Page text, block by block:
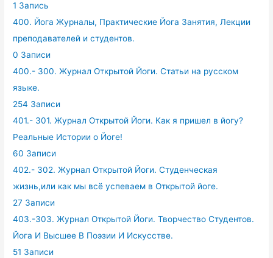
1 Запись
400. Йога Журналы, Практические Йога Занятия, Лекции
преподавателей и студентов.
0 Записи
400.- 300. Журнал Открытой Йоги. Статьи на русском
языке.
254 Записи
401.- 301. Журнал Открытой Йоги. Как я пришел в йогу?
Реальные Истории о Йоге!
60 Записи
402.- 302. Журнал Открытой Йоги. Студенческая
жизнь,или как мы всё успеваем в Открытой йоге.
27 Записи
403.-303. Журнал Открытой Йоги. Творчество Студентов.
Йога И Высшее В Поэзии И Искусстве.
51 Записи